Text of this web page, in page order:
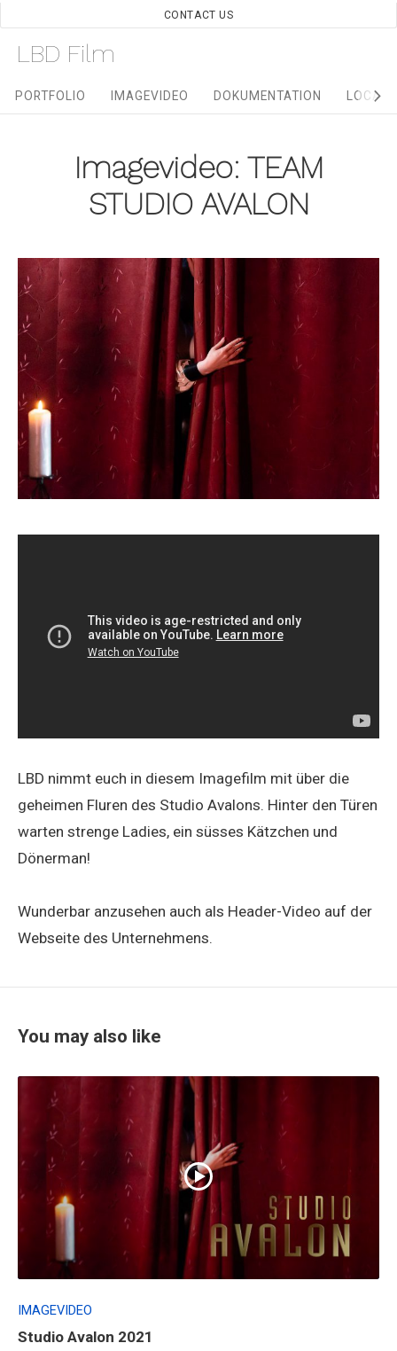
content
LBD Film
CONTACT US
Site
Navigation
PORTFOLIO IMAGEVIDEO DOKUMENTATION
Imagevideo: TEAM
STUDIO AVALON
LBD nimmt euch in diesem Imagefilm mit über die
geheimen Fluren des Studio Avalons. Hinter den Türen
warten strenge Ladies, ein süsses Kätzchen und
Dönerman!
Wunderbar anzusehen auch als Header-Video auf der
Webseite des Unternehmens.
You may also like
IMAGEVIDEO
Studio Avalon 2021